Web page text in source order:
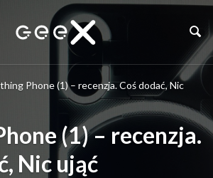
Phone (1) – recenzja. Coś dodać, Nic
(1) – recenzja.
Nic ująć